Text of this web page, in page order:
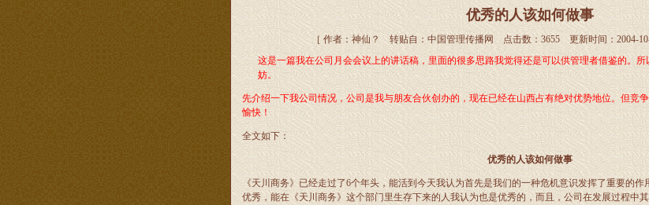
优秀的人该如何做事
［ 作者：神仙？ 转贴自：中国管理传播网 点击数：3655 更新时间：2004-
这是一篇我在公司月会会议上的讲话稿，里面的很多思路我觉得还是可以供管理者借鉴的。
妨。
先介绍一下我公司情况，公司是我与朋友合伙创办的，现在已经在山西占有绝对优势地位。但竞
愉快！
全文如下：
优秀的人该如何做事
《天川商务》已经走过了6个年头，能活到今天我认为首先是我们的一种危机意识发挥了重要的
优秀，能在《天川商务》这个部门里生存下来的人我认为也是优秀的，而且，公司在发展过程中